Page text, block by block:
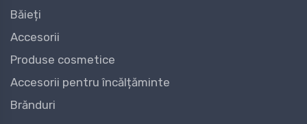
Băieți
Accesorii
Produse cosmetice
Accesorii pentru încălțăminte
Brănduri